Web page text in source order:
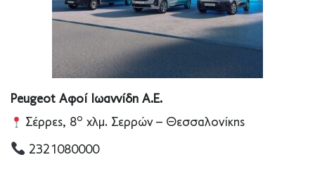
Peugeot Αφοί Ιωαννίδη Α.Ε.
Σέρρες, 8ο χλμ. Σερρών – Θεσσαλονίκης
2321080000